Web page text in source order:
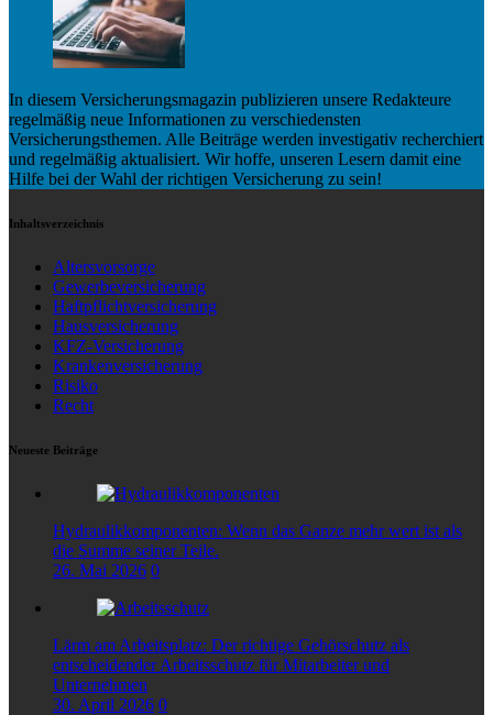
In diesem Versicherungsmagazin publizieren unsere Redakteure
regelmäßig neue Informationen zu verschiedensten
Versicherungsthemen. Alle Beiträge werden investigativ recherchiert
und regelmäßig aktualisiert. Wir hoffe, unseren Lesern damit eine
Hilfe bei der Wahl der richtigen Versicherung zu sein!
Inhaltsverzeichnis
Altersvorsorge
Gewerbeversicherung
Haftpflichtversicherung
Hausversicherung
KFZ-Versicherung
Krankenversicherung
Risiko
Recht
Neueste Beiträge
Hydraulikkomponenten: Wenn das Ganze mehr wert ist als
die Summe seiner Teile.
26. Mai 2026 0
Lärm am Arbeitsplatz: Der richtige Gehörschutz als
entscheidender Arbeitsschutz für Mitarbeiter und
Unternehmen
30. April 2026 0